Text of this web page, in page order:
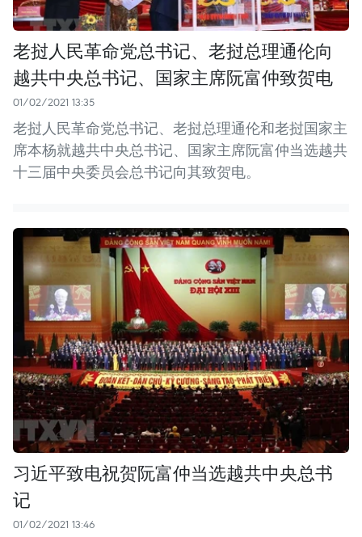
老挝人民革命党总书记、老挝总理通伦向
越共中央总书记、国家主席阮富仲致贺电
01/02/2021 13:35
老挝人民革命党总书记、老挝总理通伦和老挝国家主
席本杨就越共中央总书记、国家主席阮富仲当选越共
十三届中央委员会总书记向其致贺电。
习近平致电祝贺阮富仲当选越共中央总书
记
01/02/2021 13:46